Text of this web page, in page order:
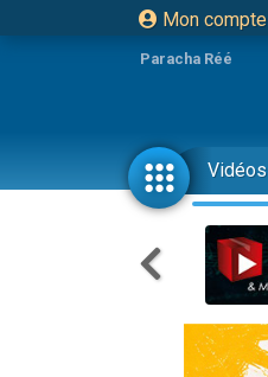
Mon compte
Paracha Réé
Vidéos